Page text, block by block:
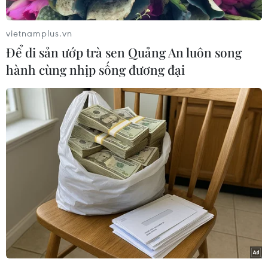
Đây là tấm ảnh đoạt giải nhất ở hạng mục Nhân
vật trong Tin tức (People in theNews Stories), do
phóng viên người Nhật Yasuyoshi Chiba của
hãng AFP thực hiệnngày 3/4/2011. Bức ảnh chụp
cảnh cô Chieko Matsukawa đang giơ tấm bằng
tốtnghiệp của con gái tìm thấy từ trong đống đổ
nát tại thành phốHigashimatsushima. Tấm ảnh
gợi cảm giác đau thương, cảm thông cho những
mất mátmà người dân Nhật Bản phải gánh chịu.
vietnamplus.vn
Để di sản ướp trà sen Quảng An luôn song
hành cùng nhịp sống đương đại